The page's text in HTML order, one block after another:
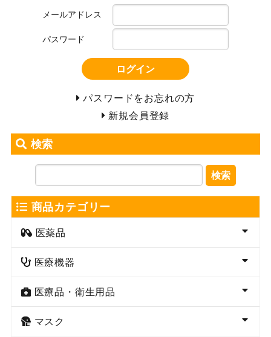
メールアドレス
パスワード
ログイン
パスワードをお忘れの方
新規会員登録
検索
検索
商品カテゴリー
医薬品
医療機器
医療品・衛生用品
マスク